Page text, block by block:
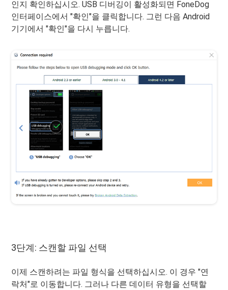
인지 확인하십시오. USB 디버깅이 활성화되면 FoneDog
인터페이스에서 "확인"을 클릭합니다. 그런 다음 Android
기기에서 "확인"을 다시 누릅니다.
3단계: 스캔할 파일 선택
이제 스캔하려는 파일 형식을 선택하십시오. 이 경우 "연
락처"로 이동합니다. 그러나 다른 데이터 유형을 선택할